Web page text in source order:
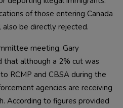
of those entering Canada
meeting, Gary
that although a 2% cut was
RCMP and CBSA during the
agencies are receiving
According to figures provided